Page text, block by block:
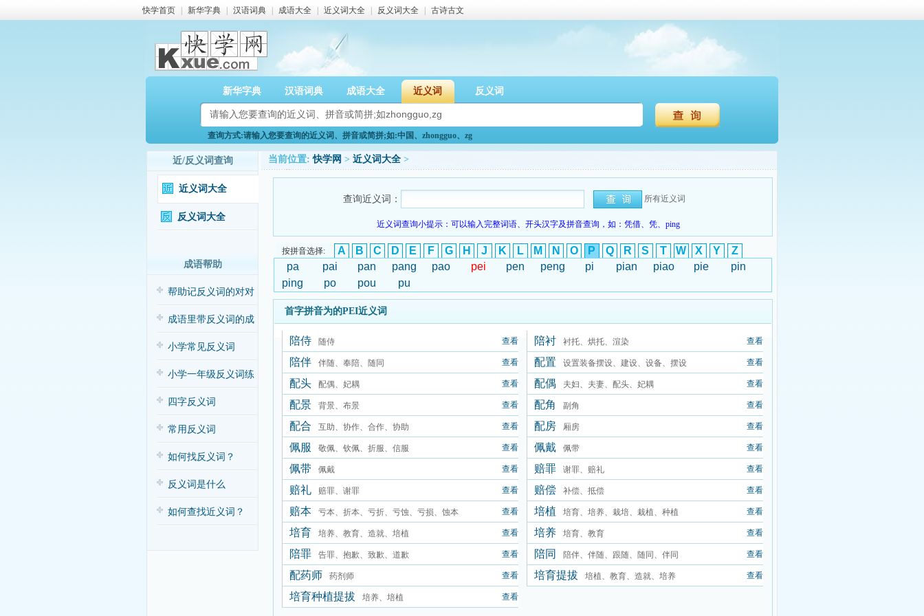
快学首页 新华字典 汉语词典 成语大全 近义词大全 反义词大全 古诗古文
新华字典 汉语词典 成语大全 近义词 反义词
查询方式:请输入您要查询的近义词、拼音或简拼;如:中国、zhongguo、zg
近/反义词查询
近义词大全
反义词大全
成语帮助
帮助记反义词的对对
子歌
成语里带反义词的成
语
小学常见反义词
小学一年级反义词练
习
四字反义词
常用反义词
如何找反义词？
反义词是什么
如何查找近义词？
当前位置: 快学网 > 近义词大全 >
查询近义词： 所有近义词
近义词查询小提示：可以输入完整词语、开头汉字及拼音查询，如：凭借、凭、ping
按拼音选择: A B C D E F G H J K L M N O P Q R S T W X Y
Z
pa
pai pan pang pao pei pen peng pi pian piao pie
pin
ping
po pou pu
首字拼音为的PEI近义词
陪侍 随侍 查看 陪衬 衬托、烘托、渲染 查看
陪伴 伴随、奉陪、随同 查看 配置 设置装备摆设、建设、设备、摆设 查看
配头 配偶、妃耦 查看 配偶 夫妇、夫妻、配头、妃耦 查看
配景 背景、布景 查看 配角 副角 查看
配合 互助、协作、合作、协助 查看 配房 厢房 查看
佩服 敬佩、钦佩、折服、信服 查看 佩戴 佩带 查看
佩带 佩戴 查看 赔罪 谢罪、赔礼 查看
赔礼 赔罪、谢罪 查看 赔偿 补偿、抵偿 查看
赔本 亏本、折本、亏折、亏蚀、亏损、蚀本 查看 培植 培育、培养、栽培、栽植、种植 查看
培育 培养、教育、造就、培植 查看 培养 培育、教育 查看
陪罪 告罪、抱歉、致歉、道歉 查看 陪同 陪伴、伴随、跟随、随同、伴同 查看
配药师 药剂师 查看 培育提拔 培植、教育、造就、培养 查看
培育种植提拔 培养、培植 查看